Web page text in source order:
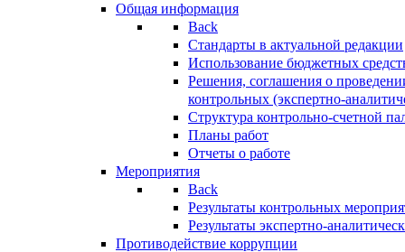
Общая информация
Back
Стандарты в актуальной редакции
Использование бюджетных
Решения, соглашения о
контрольных (экспертно-
Структура контрольно-счетной
Планы работ
Отчеты о работе
Мероприятия
Back
Результаты контрольных
Результаты экспертно-
Противодействие коррупции